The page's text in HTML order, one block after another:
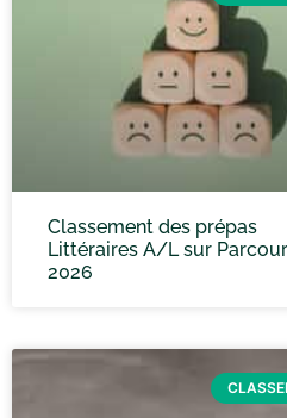
Classement des prépas
Littéraires A/L sur
2026